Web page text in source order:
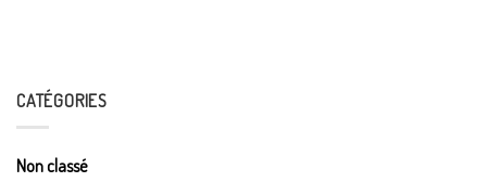
CATÉGORIES
Non classé